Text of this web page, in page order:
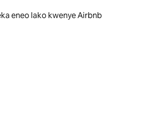
eneo lako kwenye Airbnb